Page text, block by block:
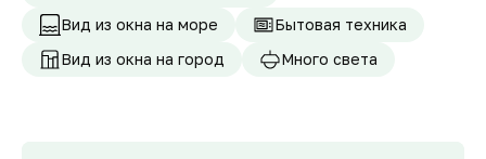
Вид из окна на море
Бытовая техника
Вид из окна на город
Много света